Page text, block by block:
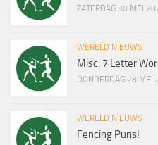
ZATERDAG 30 MEI
WERELD NIEUWS
Misc: 7 Letter
DONDERDAG 28 MEI
WERELD NIEUWS
Fencing Puns!